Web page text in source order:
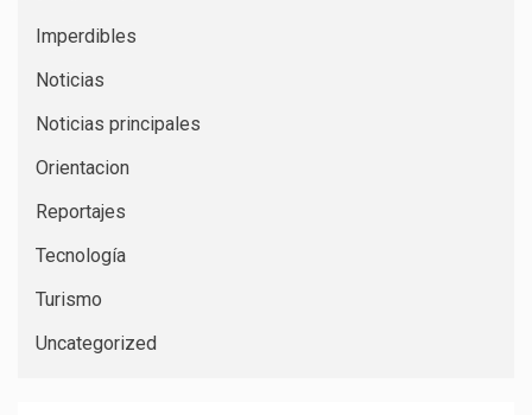
Imperdibles
Noticias
Noticias principales
Orientacion
Reportajes
Tecnología
Turismo
Uncategorized